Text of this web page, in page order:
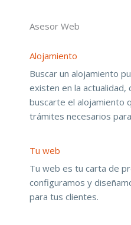
Asesor Web
Alojamiento
Buscar un alojamiento
existen en la actualidad,
buscarte el alojamiento
trámites necesarios
Tu web
Tu web es tu carta de
configuramos y
para tus clientes.